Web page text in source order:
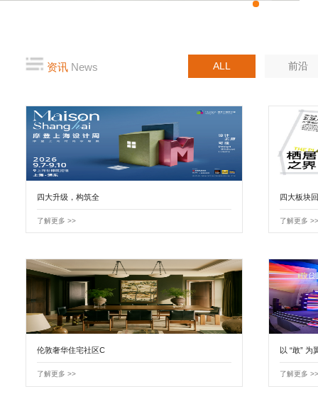
资讯News ALL 前沿
四大升级，构筑全
了解更多 >>
四大板块
了解更多
伦敦奢华住宅社区C
了解更多 >>
以 “敢” 为
了解更多